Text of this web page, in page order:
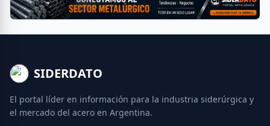
SIDERDATO
El portal líder en información para la industria siderúrgica y
el mercado del acero en Argentina.